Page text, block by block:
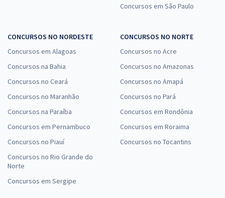
Concursos em São Paulo
CONCURSOS NO NORDESTE
Concursos em Alagoas
Concursos na Bahia
Concursos no Ceará
Concursos no Maranhão
Concursos na Paraíba
Concursos em Pernambuco
Concursos no Piauí
Concursos no Rio Grande do
Norte
Concursos em Sergipe
CONCURSOS NO NORTE
Concursos no Acre
Concursos no Amazonas
Concursos no Amapá
Concursos no Pará
Concursos em Rondônia
Concursos em Roraima
Concursos no Tocantins